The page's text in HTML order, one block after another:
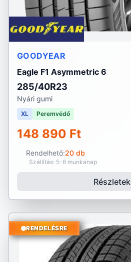
GOODYEAR
Eagle F1 Asymmetric 6
285/40R23
Nyári gumi
XL Peremvédő
148 890 Ft
Rendelhető:20 db
Szállítás: 5-6 munkanap
Részletek
RENDELÉSRE